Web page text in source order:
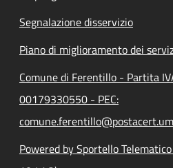
Segnalazione disservizio
Piano di miglioramento dei
Comune di Ferentillo - Partita
00179330550 - PEC:
Powered by Sportello